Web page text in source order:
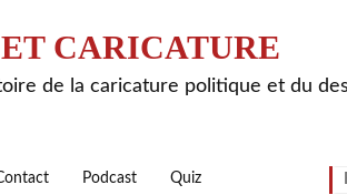
CARICATURE
de la caricature politique et du
Podcast Quiz